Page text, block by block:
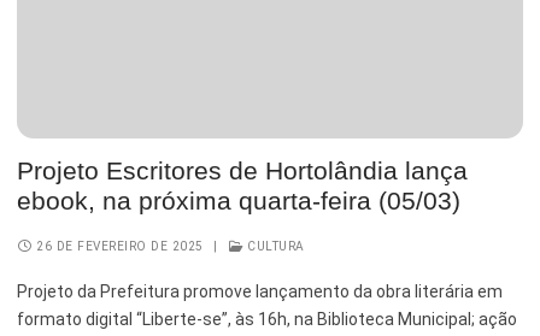
Projeto Escritores de Hortolândia lança
ebook, na próxima quarta-feira (05/03)
26 DE FEVEREIRO DE 2025 CULTURA
Projeto da Prefeitura promove lançamento da obra literária em
formato digital “Liberte-se”, às 16h, na Biblioteca Municipal; ação